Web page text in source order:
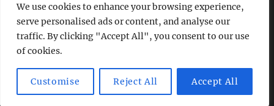
We use cookies to enhance your browsing experience,
serve personalised ads or content, and analyse our
traffic. By clicking "Accept All", you consent to our use
of cookies.
Customise Reject All Accept All
En col·laboració amb:
Amb el suport de: